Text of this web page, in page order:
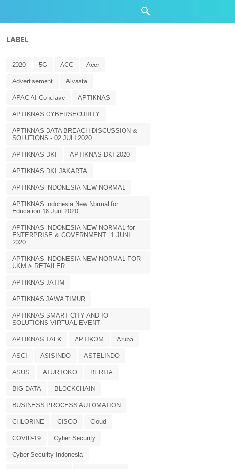
LABEL
2020 5G ACC Acer
Advertisement Alvasta
APAC AI Conclave APTIKNAS
APTIKNAS CYBERSECURITY
APTIKNAS DATA BREACH DISCUSSION &
SOLUTIONS - 02 JULI 2020
APTIKNAS DKI APTIKNAS DKI 2020
APTIKNAS DKI JAKARTA
APTIKNAS INDONESIA NEW NORMAL
APTIKNAS Indonesia New Normal for
Education 18 Juni 2020
APTIKNAS INDONESIA NEW NORMAL for
ENTERPRISE & GOVERNMENT 11 JUNI
2020
APTIKNAS INDONESIA NEW NORMAL FOR
UKM & RETAILER
APTIKNAS JATIM
APTIKNAS JAWA TIMUR
APTIKNAS SMART CITY AND IOT
SOLUTIONS VIRTUAL EVENT
APTIKNAS TALK APTIKOM Aruba
ASCI ASISINDO ASTELINDO
ASUS ATURTOKO BERITA
BIG DATA BLOCKCHAIN
BUSINESS PROCESS AUTOMATION
CHLORINE CISCO Cloud
COVID-19 Cyber Security
Cyber Security Indonesia